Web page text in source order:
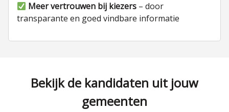
Meer vertrouwen bij kiezers – door
transparante en goed vindbare informatie
Bekijk de kandidaten uit jouw
gemeenten